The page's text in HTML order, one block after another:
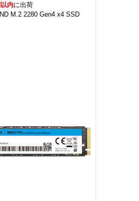
内に出荷
M.2 2280 Gen4 x4 SSD